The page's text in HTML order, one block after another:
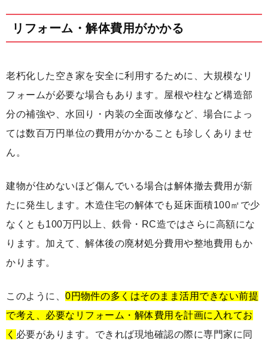
リフォーム・解体費用がかかる
老朽化した空き家を安全に利用するために、大規模なリ
フォームが必要な場合もあります。屋根や柱など構造部
分の補強や、水回り・内装の全面改修など、場合によっ
ては数百万円単位の費用がかかることも珍しくありませ
ん。
建物が住めないほど傷んでいる場合は解体撤去費用が新
たに発生します。木造住宅の解体でも延床面積100㎡で少
なくとも100万円以上、鉄骨・RC造ではさらに高額にな
ります。加えて、解体後の廃材処分費用や整地費用もか
かります。
このように、 0円物件の多くはそのまま活用できない前提
で考え、必要なリフォーム・解体費用を計画に入れてお
く 必要があります。できれば現地確認の際に専門家に同